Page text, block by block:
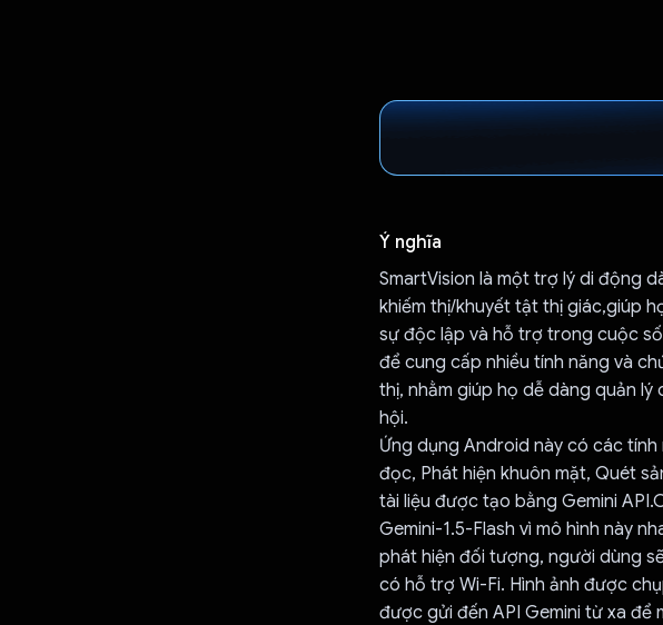
Ý nghĩa
SmartVision là một trợ lý di động
khiếm thị/khuyết tật thị giác,giúp
sự độc lập và hỗ trợ trong cuộc
để cung cấp nhiều tính năng và
thị, nhằm giúp họ dễ dàng quản
hội.
Ứng dụng Android này có các
đọc, Phát hiện khuôn mặt, Quét
tài liệu được tạo bằng Gemini
Gemini-1.5-Flash vì mô hình này
phát hiện đối tượng, người dùng
có hỗ trợ Wi-Fi. Hình ảnh được
được gửi đến API Gemini từ xa